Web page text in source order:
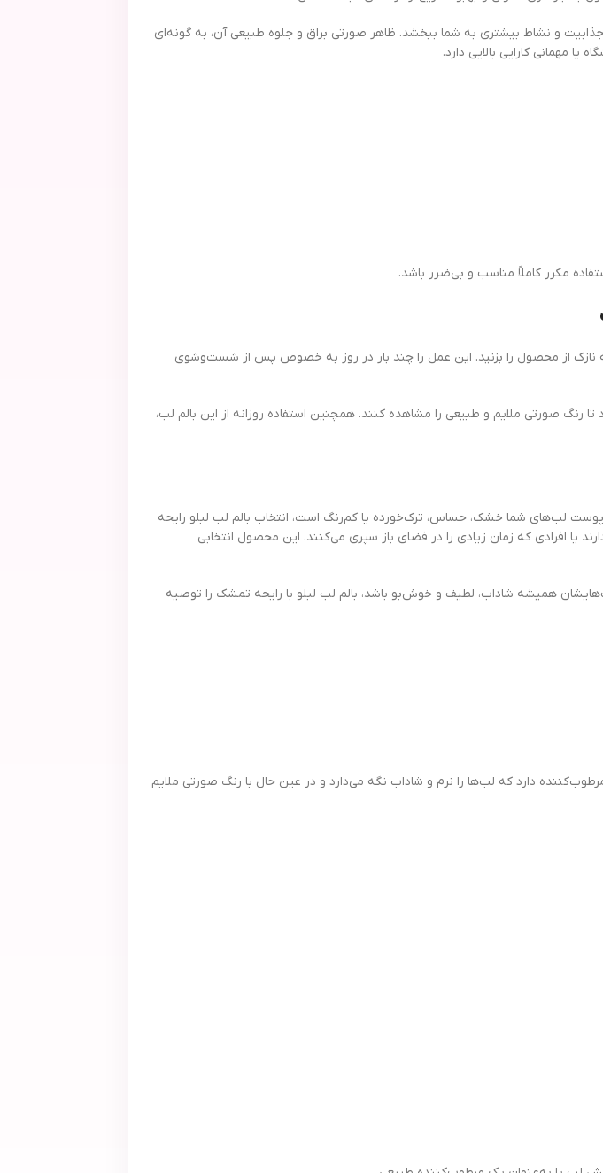
و نشاط بیشتری به شما ببخشد. ظاهر صورتی براق و جلوه طبیعی آن، به گونه‌ای
مهمانی کارایی بالایی دارد.
مکرر کاملاً مناسب و بی‌ضرر باشد.
نازک از محصول را بزنید. این عمل را چند بار در روز به خصوص پس از شست‌وشوی
رنگ صورتی ملایم و طبیعی را مشاهده کنند. همچنین استفاده روزانه از این بالم لب،
پوست لب‌های شما خشک، حساس، ترک‌خورده یا کم‌رنگ است، انتخاب بالم لب لبلو رایحه
یا افرادی که زمان زیادی را در فضای باز سپری می‌کنند، این محصول انتخابی
همیشه شاداب، لطیف و خوش‌بو باشد، بالم لب لبلو با رایحه تمشک را توصیه
دارد که لب‌ها را نرم و شاداب نگه می‌دارد و در عین حال با رنگ صورتی ملایم